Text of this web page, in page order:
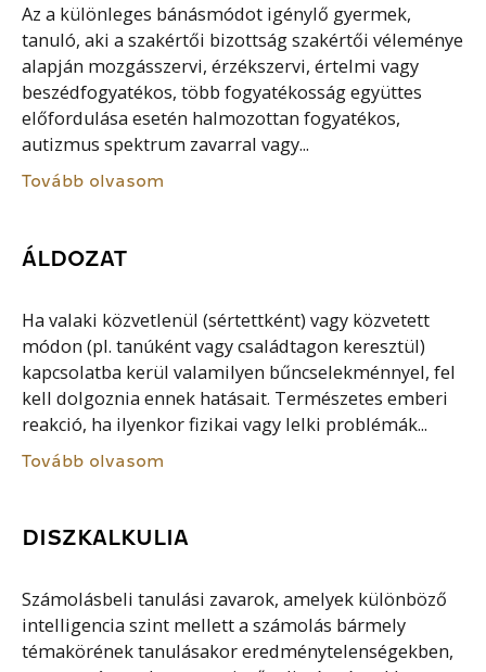
Az a különleges bánásmódot igénylő gyermek,
tanuló, aki a szakértői bizottság szakértői véleménye
alapján mozgásszervi, érzékszervi, értelmi vagy
beszédfogyatékos, több fogyatékosság együttes
előfordulása esetén halmozottan fogyatékos,
autizmus spektrum zavarral vagy...
Tovább olvasom
ÁLDOZAT
Ha valaki közvetlenül (sértettként) vagy közvetett
módon (pl. tanúként vagy családtagon keresztül)
kapcsolatba kerül valamilyen bűncselekménnyel, fel
kell dolgoznia ennek hatásait. Természetes emberi
reakció, ha ilyenkor fizikai vagy lelki problémák...
Tovább olvasom
DISZKALKULIA
Számolásbeli tanulási zavarok, amelyek különböző
intelligencia szint mellett a számolás bármely
témakörének tanulásakor eredménytelenségekben,